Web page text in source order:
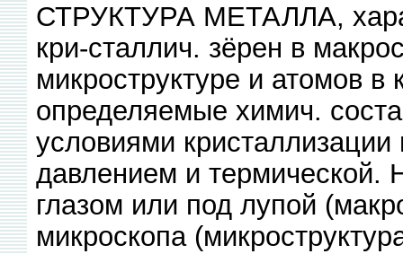
СТРУКТУРА МЕТАЛЛА,
кри-сталлич. зёрен в
микроструктуре и атомов в
определяемые химич.
условиями
давлением и термической.
глазом или под лупой
микроскопа